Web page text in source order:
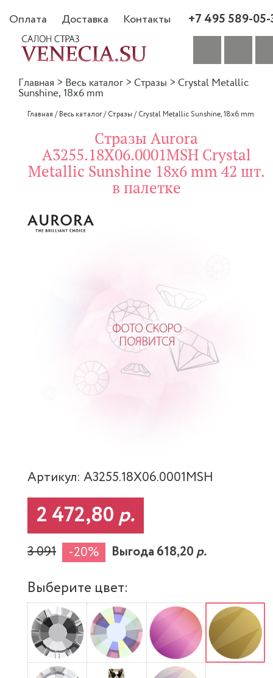
Оплата Доставка Контакты +7 495 589-
Главная > Весь каталог > Стразы > Crystal Metallic
Sunshine, 18x6 mm
Главная /Весь каталог/Стразы /Crystal Metallic Sunshine, 18x6 mm
Стразы Aurora
A3255.18X06.0001MSH Crystal
Metallic Sunshine 18x6 mm 42 шт.
в палетке
Артикул: A3255.18X06.0001MSH
2 472,80р.
3 091 -20% Выгода 618,20р.
Выберите цвет: